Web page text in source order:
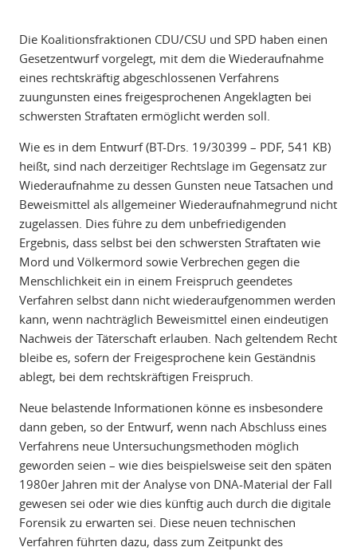
Die Koalitionsfraktionen CDU/CSU und SPD haben einen
Gesetzentwurf vorgelegt, mit dem die Wiederaufnahme
eines rechtskräftig abgeschlossenen Verfahrens
zuungunsten eines freigesprochenen Angeklagten bei
schwersten Straftaten ermöglicht werden soll.
Wie es in dem Entwurf (BT-Drs. 19/30399 – PDF, 541 KB)
heißt, sind nach derzeitiger Rechtslage im Gegensatz zur
Wiederaufnahme zu dessen Gunsten neue Tatsachen und
Beweismittel als allgemeiner Wiederaufnahmegrund nicht
zugelassen. Dies führe zu dem unbefriedigenden
Ergebnis, dass selbst bei den schwersten Straftaten wie
Mord und Völkermord sowie Verbrechen gegen die
Menschlichkeit ein in einem Freispruch geendetes
Verfahren selbst dann nicht wiederaufgenommen werden
kann, wenn nachträglich Beweismittel einen eindeutigen
Nachweis der Täterschaft erlauben. Nach geltendem Recht
bleibe es, sofern der Freigesprochene kein Geständnis
ablegt, bei dem rechtskräftigen Freispruch.
Neue belastende Informationen könne es insbesondere
dann geben, so der Entwurf, wenn nach Abschluss eines
Verfahrens neue Untersuchungsmethoden möglich
geworden seien – wie dies beispielsweise seit den späten
1980er Jahren mit der Analyse von DNA-Material der Fall
gewesen sei oder wie dies künftig auch durch die digitale
Forensik zu erwarten sei. Diese neuen technischen
Verfahren führten dazu, dass zum Zeitpunkt des